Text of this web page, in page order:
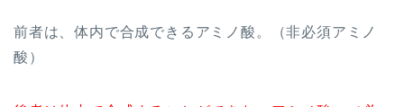
前者は、体内で合成できるアミノ酸。（非必須アミノ
酸）